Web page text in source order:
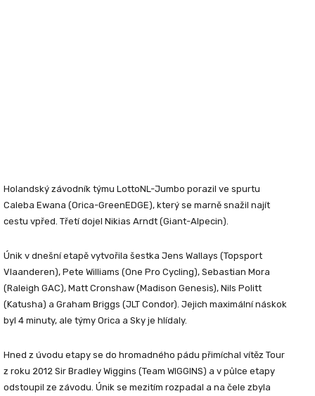
Holandský závodník týmu LottoNL-Jumbo porazil ve spurtu
Caleba Ewana (Orica-GreenEDGE), který se marně snažil najít
cestu vpřed. Třetí dojel Nikias Arndt (Giant-Alpecin).
Únik v dnešní etapě vytvořila šestka Jens Wallays (Topsport
Vlaanderen), Pete Williams (One Pro Cycling), Sebastian Mora
(Raleigh GAC), Matt Cronshaw (Madison Genesis), Nils Politt
(Katusha) a Graham Briggs (JLT Condor). Jejich maximální náskok
byl 4 minuty, ale týmy Orica a Sky je hlídaly.
Hned z úvodu etapy se do hromadného pádu přimíchal vítěz Tour
z roku 2012 Sir Bradley Wiggins (Team WIGGINS) a v půlce etapy
odstoupil ze závodu. Únik se mezitím rozpadal a na čele zbyla